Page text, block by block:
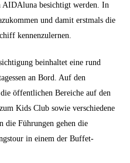
AIDAluna besichtigt werden. In
und damit erstmals die
kennenzulernen.
beinhaltet eine rund
an Bord. Auf den
öffentlichen Bereiche auf den
Kids Club sowie verschiedene
die Führungen gehen die
in einem der Buffet-